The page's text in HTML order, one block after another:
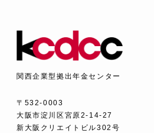
関西企業型拠出年金センター
〒532-0003
大阪市淀川区宮原2-14-27
新大阪クリエイトビル302号